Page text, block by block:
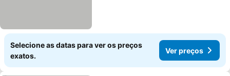
Selecione as datas para ver os preços
exatos.
Ver preços